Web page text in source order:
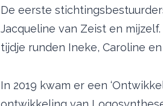
De eerste
Jacqueline van Zeist en
tijdje runden Ineke, Caroline
In 2019 kwam er een